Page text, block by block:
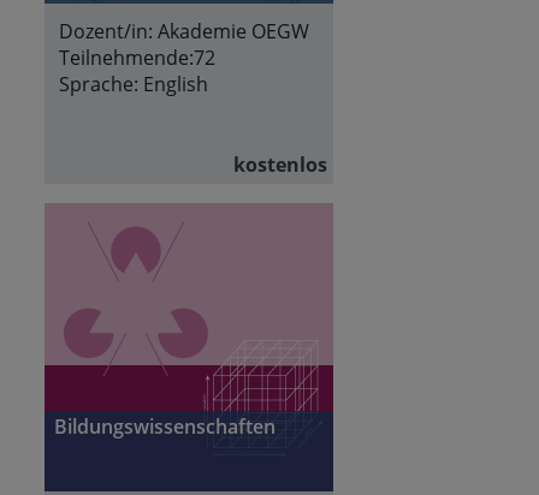
Dozent/in: Akademie OEGW
Teilnehmende:72
Sprache: English
kostenlos
Bildungswissenschaften